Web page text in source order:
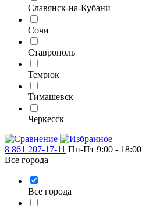
Славянск-на-Кубани
Сочи
Ставрополь
Темрюк
Тимашевск
Черкесск
8 861 207-17-11 Пн-Пт 9:00 - 18:00
Все города
Все города